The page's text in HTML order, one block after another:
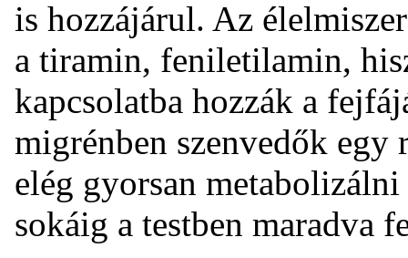
is hozzájárul. Az
a tiramin, feniletilamin,
kapcsolatba hozzák a
migrénben szenvedők egy
elég gyorsan
sokáig a testben maradva